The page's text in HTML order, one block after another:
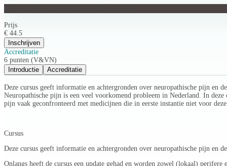
Prijs
€ 44.5
Inschrijven
Accreditatie
6 punten (V&VN)
Introductie
Accreditatie
Deze cursus geeft informatie en achtergronden over neuropathische pijn en
Neuropathische pijn is een veel voorkomend probleem in Nederland. In
pijn vaak geconfronteerd met medicijnen die in eerste instantie niet voor
Cursus
Deze cursus geeft informatie en achtergronden over neuropathische pijn en
Onlangs heeft de cursus een update gehad en worden zowel (lokaal) perifere